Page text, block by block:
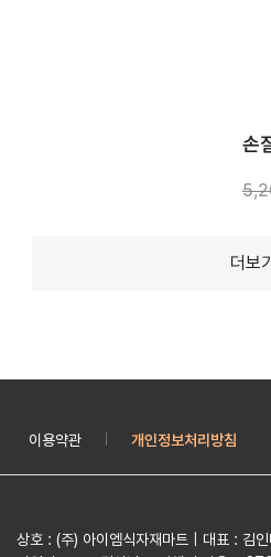
손
더보기
이용약관 개인정보처리방침
상호 : (주) 아이엠식자재마트 | 대표 : 김